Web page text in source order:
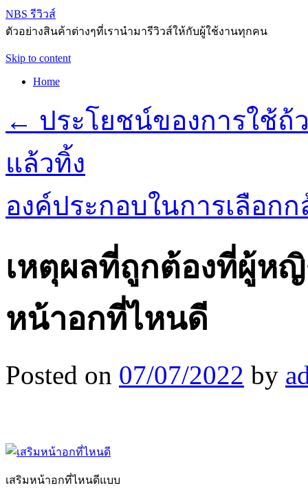
NBS รีวิวส์
ตัวอย่างสินค้าต่างๆที่เรานำมารีวิวส์ให้กับผู้ใช้งานทุกคน
Skip to content
Home
← ประโยชน์ของการใช้
แล้วทิ้ง
องค์ประกอบในการเลือก
เหตุผลที่ถูกต้องที่ผู้หญิ
หน้าอกที่ไหนดี
Posted on 07/07/2022 by
เสริมหน้าอกที่ไหนดีแบบ